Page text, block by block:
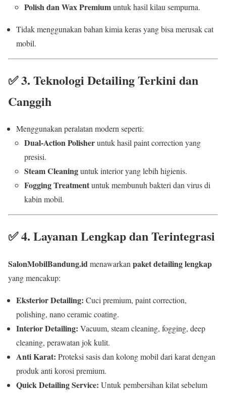
Polish dan Wax Premiumuntuk hasil kilau sempurna.
Tidak menggunakan bahan kimia keras yang bisa merusak cat
mobil.
✅3. Teknologi Detailing Terkini dan
Canggih
Menggunakan peralatan modern seperti:
Dual-Action Polisheruntuk hasil paint correction yang
presisi.
Steam Cleaninguntuk interior yang lebih higienis.
Fogging Treatmentuntuk membunuh bakteri dan virus di
kabin mobil.
✅4. Layanan Lengkap dan Terintegrasi
SalonMobilBandung.idmenawarkanpaket detailing lengkap
yang mencakup:
Eksterior Detailing: Cuci premium, paint correction,
polishing, nano ceramic coating.
Interior Detailing: Vacuum, steam cleaning, fogging, deep
cleaning, perawatan jok kulit.
Anti Karat: Proteksi sasis dan kolong mobil dari karat dengan
produk anti korosi premium.
Quick Detailing Service: Untuk pembersihan kilat sebelum